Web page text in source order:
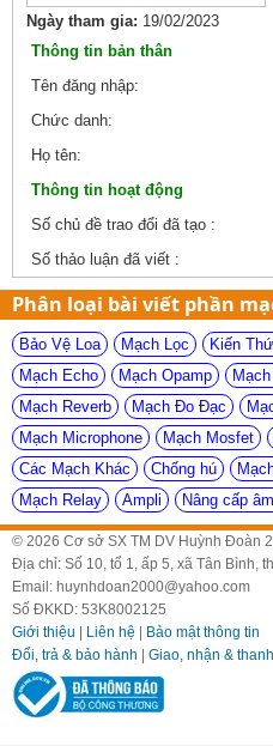
Ngày tham gia: 19/02/2023
Thông tin bản thân
Tên đăng nhập:
Chức danh:
Họ tên:
Thông tin hoạt động
Số chủ đề trao đổi đã tạo :
Số thảo luận đã viết :
Phân loại bài viết phần
Bảo Vệ Loa Mạch Lọc
Kiến
Mạch Echo
Mạch Opamp
Mạch Reverb
Mạch Đo Đạc
Mạch Microphone
Mạch Mosfet
Các Mạch Khác
Chống hú
Mạch Relay
Ampli Nâng cấp
© 2026 Cơ sở SX TM DV Huỳnh Đoàn
Địa chỉ: Số 10, tổ 1, ấp 5, xã Tân Bình,
Email: huynhdoan2000@yahoo.com
Số ĐKKD: 53K8002125
Giới thiệu
Liên hệ
Bảo mật thông tin
Đổi, trả & bảo hành
Giao, nhận &